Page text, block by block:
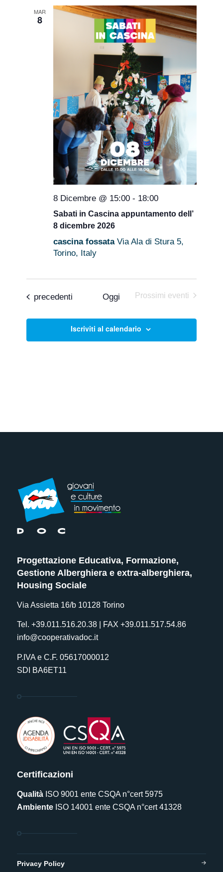
MAR
8
8 Dicembre @ 15:00 - 18:00
Sabati in Cascina appuntamento dell’
8 dicembre 2026
cascina fossataVia Ala di Stura 5,
Torino, Italy
Eventi
precedenti Oggi Prossimi eventi
Iscriviti al calendario
Progettazione Educativa, Formazione,
Gestione Alberghiera e extra-alberghiera,
Housing Sociale
Via Assietta 16/b 10128 Torino
Tel. +39.011.516.20.38 | FAX +39.011.517.54.86
info@cooperativadoc.it
P.IVA e C.F. 05617000012
SDI BA6ET11
Certificazioni
QualitàISO 9001 ente CSQA n°cert 5975
AmbienteISO 14001 ente CSQA n°cert 41328
Privacy Policy